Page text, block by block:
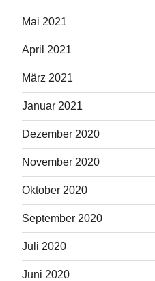
Mai 2021
April 2021
März 2021
Januar 2021
Dezember 2020
November 2020
Oktober 2020
September 2020
Juli 2020
Juni 2020